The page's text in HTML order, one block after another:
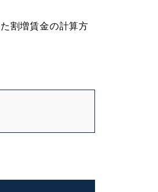
割増賃金の計算方